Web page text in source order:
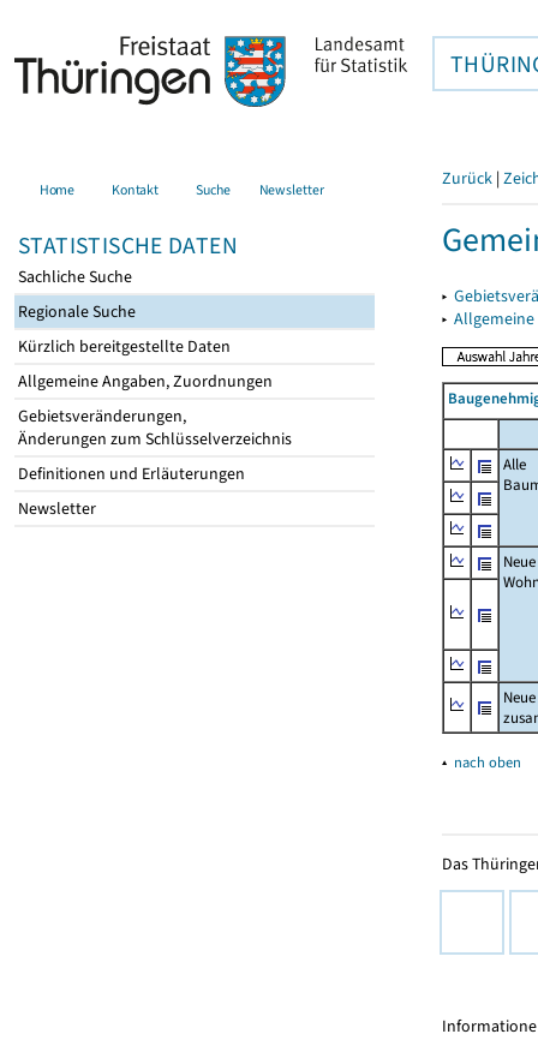
Home Kontakt Suche Newsletter
STATISTISCHE DATEN
Sachliche Suche
Regionale Suche
Kürzlich bereitgestellte Daten
Allgemeine Angaben, Zuordnungen
Gebietsveränderungen,
Änderungen zum Schlüsselverzeichnis
Definitionen und Erläuterungen
Newsletter
Zurück |
▸
▸
Alle
Neue
▴ nach oben
Das